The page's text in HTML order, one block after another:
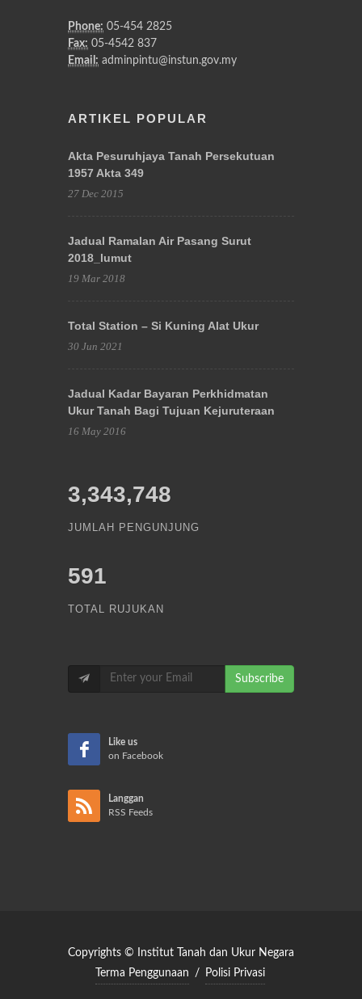
Phone: 05-454 2825
Fax: 05-4542 837
Email: adminpintu@instun.gov.my
ARTIKEL POPULAR
Akta Pesuruhjaya Tanah Persekutuan
1957 Akta 349
27 Dec 2015
Jadual Ramalan Air Pasang Surut
2018_lumut
19 Mar 2018
Total Station – Si Kuning Alat Ukur
30 Jun 2021
Jadual Kadar Bayaran Perkhidmatan
Ukur Tanah Bagi Tujuan Kejuruteraan
16 May 2016
3,343,748
JUMLAH PENGUNJUNG
591
TOTAL RUJUKAN
Subscribe
Like us
on Facebook
Langgan
RSS Feeds
Copyrights © Institut Tanah dan Ukur Negara
Terma Penggunaan
/ Polisi Privasi